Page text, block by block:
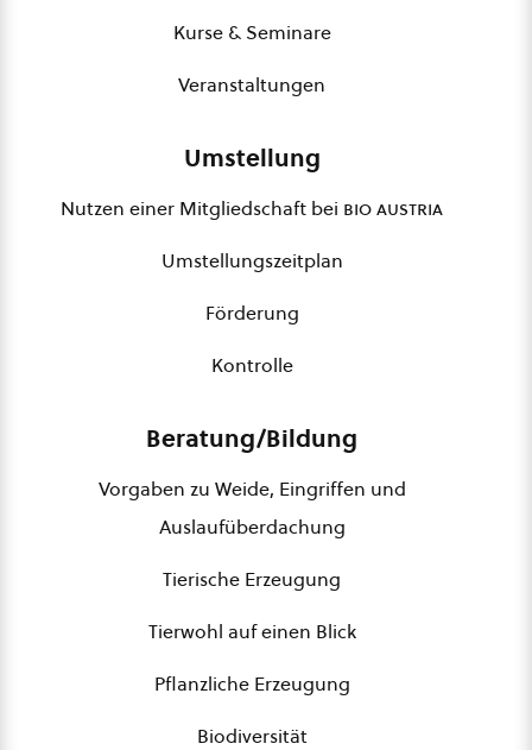
Kurse & Seminare
Veranstaltungen
Umstellung
Nutzen einer Mitgliedschaft bei bio austria
Umstellungszeitplan
Förderung
Kontrolle
Beratung/Bildung
Vorgaben zu Weide, Eingriffen und
Auslaufüberdachung
Tierische Erzeugung
Tierwohl auf einen Blick
Pflanzliche Erzeugung
Biodiversität